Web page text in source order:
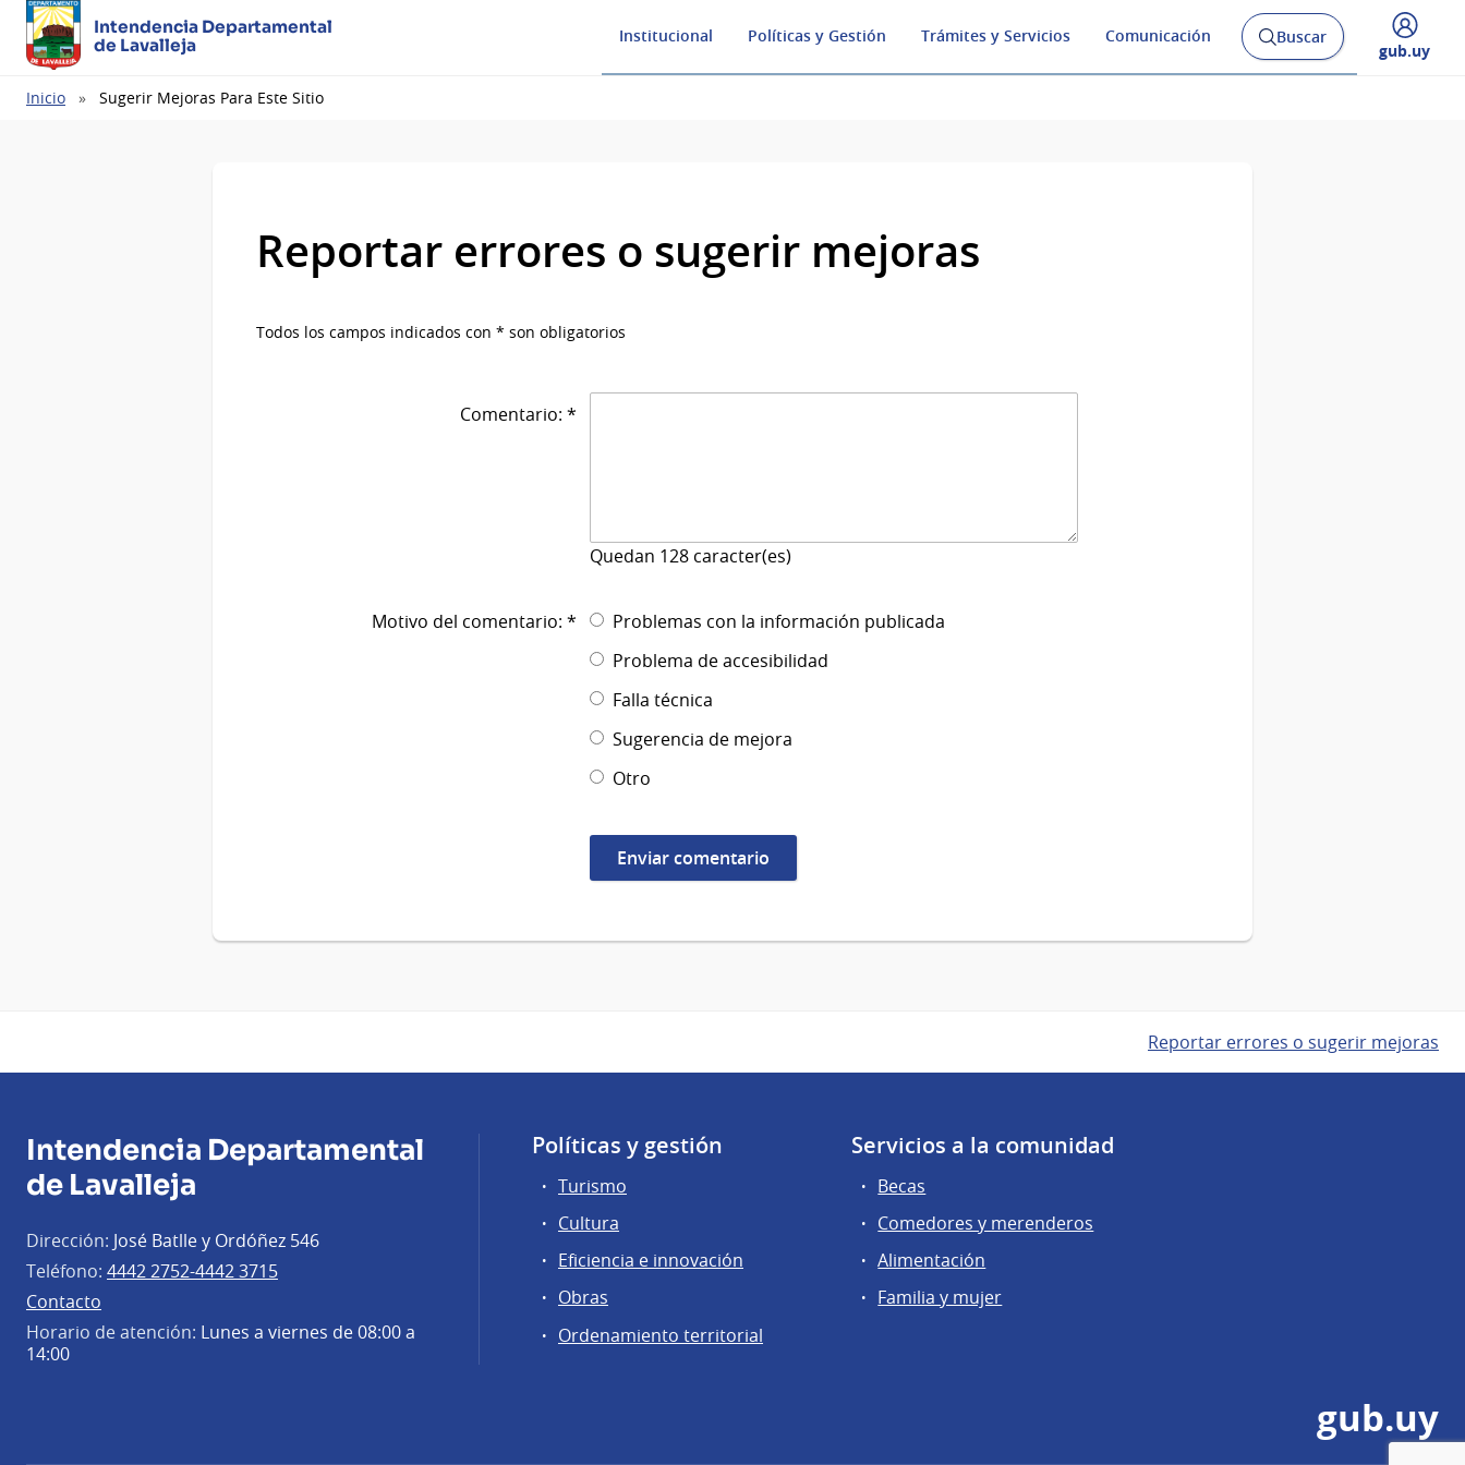
Intendencia Departamental
de Lavalleja
Institucional Políticas y Gestión Trámites y Servicios Comunicación
Abrir
buscador
Buscar
Desplegar
gub.uy
Ruta
Inicio Sugerir Mejoras Para Este Sitio
Reportar errores o sugerir mejoras
Todos los campos indicados con * son obligatorios
Comentario: *
Quedan 128 caracter(es)
Motivo del comentario: *
Problemas con la información publicada
Problema de accesibilidad
Falla técnica
Sugerencia de mejora
Otro
Reportar errores o sugerir mejoras
Intendencia Departamental
de Lavalleja
Dirección: José Batlle y Ordóñez 546
Teléfono: 4442 2752-4442 3715
Contacto
Horario de atención: Lunes a viernes de 08:00 a
14:00
Políticas y gestión
Turismo
Cultura
Eficiencia e innovación
Obras
Ordenamiento territorial
Servicios a la comunidad
Becas
Comedores y merenderos
Alimentación
Familia y mujer
gub.uy